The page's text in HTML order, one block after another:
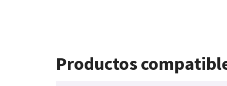
Productos